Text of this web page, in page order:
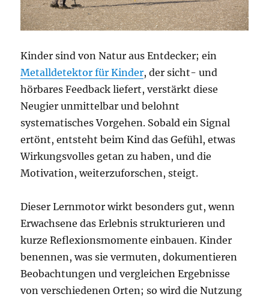
Kinder sind von Natur aus Entdecker; ein
Metalldetektor für Kinder, der sicht- und
hörbares Feedback liefert, verstärkt diese
Neugier unmittelbar und belohnt
systematisches Vorgehen. Sobald ein Signal
ertönt, entsteht beim Kind das Gefühl, etwas
Wirkungsvolles getan zu haben, und die
Motivation, weiterzuforschen, steigt.
Dieser Lernmotor wirkt besonders gut, wenn
Erwachsene das Erlebnis strukturieren und
kurze Reflexionsmomente einbauen. Kinder
benennen, was sie vermuten, dokumentieren
Beobachtungen und vergleichen Ergebnisse
von verschiedenen Orten; so wird die Nutzung